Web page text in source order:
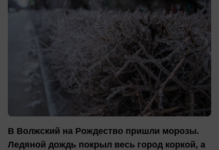
В Волжский на Рождество пришли морозы.
Ледяной дождь покрыл весь город коркой, а